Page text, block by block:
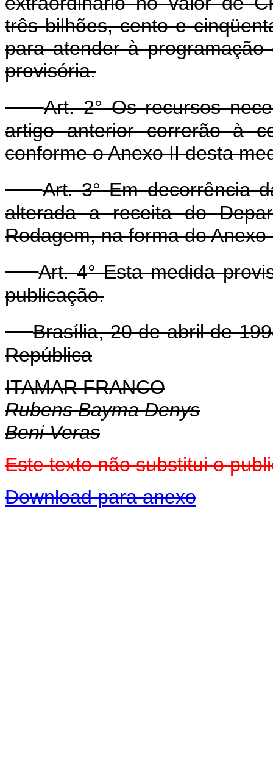
três bilhões, cento e
para atender à
provisória.
Art. 2° Os recursos
artigo anterior correrão à
conforme o Anexo II desta
Art. 3° Em decorrência
alterada a receita do
Rodagem, na forma do Anexo
Art. 4° Esta medida
publicação.
Brasília, 20 de abril de
República
ITAMAR FRANCO
Rubens Bayma Denys
Beni Veras
Este texto não substitui o
Download para anexo